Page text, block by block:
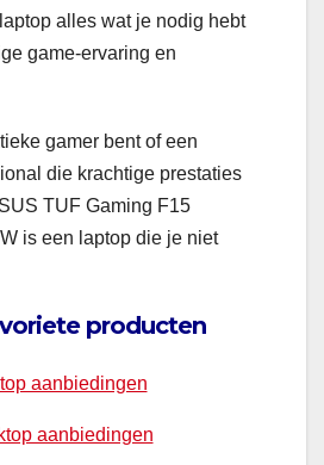
alles wat je nodig hebt
game-ervaring en
gamer bent of een
die krachtige prestaties
TUF Gaming F15
is een laptop die je niet
producten
aanbiedingen
aanbiedingen